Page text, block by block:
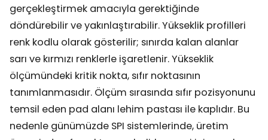
gerçekleştirmek amacıyla gerektiğinde
döndürebilir ve yakınlaştırabilir. Yükseklik profilleri
renk kodlu olarak gösterilir; sınırda kalan alanlar
sarı ve kırmızı renklerle işaretlenir. Yükseklik
ölçümündeki kritik nokta, sıfır noktasının
tanımlanmasıdır. Ölçüm sırasında sıfır pozisyonunu
temsil eden pad alanı lehim pastası ile kaplıdır. Bu
nedenle günümüzde SPI sistemlerinde, üretim